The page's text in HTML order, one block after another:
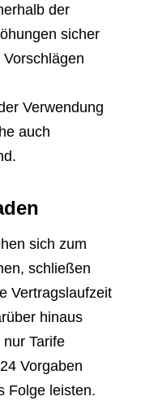
der
sicher
Verwendung
auch
sich zum
schließen
Vertragslaufzeit
hinaus
Tarife
Vorgaben
Folge leisten.